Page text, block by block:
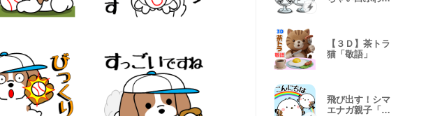
【３Ｄ】茶トラ
猫「敬語」
飛び出す！シマ
エナガ親子「挨